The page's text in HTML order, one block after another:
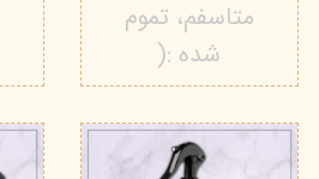
متاسفم، تموم
شده :(